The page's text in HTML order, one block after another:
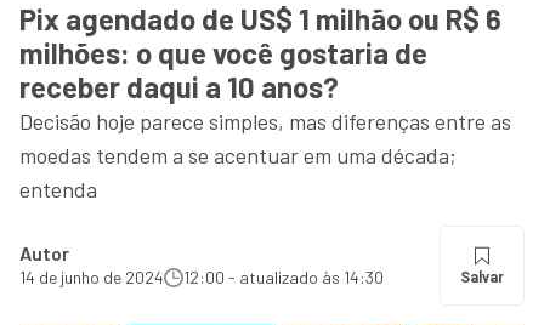
Pix agendado de US$ 1 milhão ou R$ 6
milhões: o que você gostaria de
receber daqui a 10 anos?
Decisão hoje parece simples, mas diferenças entre as
moedas tendem a se acentuar em uma década;
entenda
Autor
14 de junho de 2024 12:00 - atualizado às 14:30 Salvar